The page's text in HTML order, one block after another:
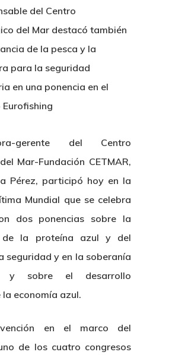
del Centro
del Mar destacó también
de la pesca y la
para la seguridad
en una ponencia en el
Eurofishing
gerente del Centro
Mar-Fundación CETMAR,
Pérez, participó hoy en la
Mundial que se celebra
dos ponencias sobre la
de la proteína azul y del
seguridad y en la soberanía
y sobre el desarrollo
economía azul.
en el marco del
de los cuatro congresos